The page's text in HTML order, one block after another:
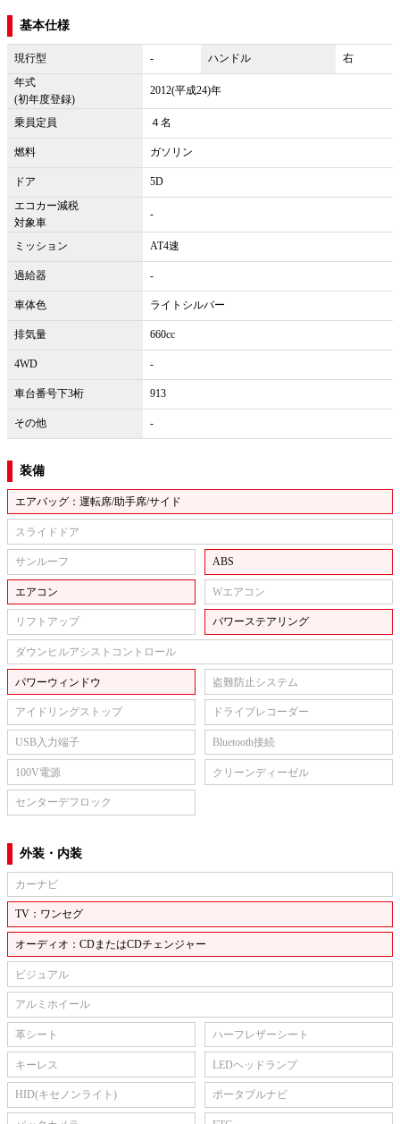
基本仕様
現行型 - ハンドル
右
年式
(初年度登録)
2012(平成24)年
乗員定員 ４名
燃料 ガソリン
ドア
5D
エコカー減税
対象車
-
ミッション AT4速
過給器 -
車体色 ライトシルバー
排気量 660cc
4WD -
車台番号下3桁 913
その他 -
装備
エアバッグ：運転席/助手席/サイド
スライドドア
サンルーフ ABS
エアコン Wエアコン
リフトアップ パワーステアリング
ダウンヒルアシストコントロール
パワーウィンドウ 盗難防止システム
アイドリングストップ ドライブレコーダー
USB入力端子 Bluetooth接続
100V電源 クリーンディーゼル
センターデフロック
外装・内装
カーナビ
TV：ワンセグ
オーディオ：CDまたはCDチェンジャー
ビジュアル
アルミホイール
革シート ハーフレザーシート
キーレス LEDヘッドランプ
HID(キセノンライト) ポータブルナビ